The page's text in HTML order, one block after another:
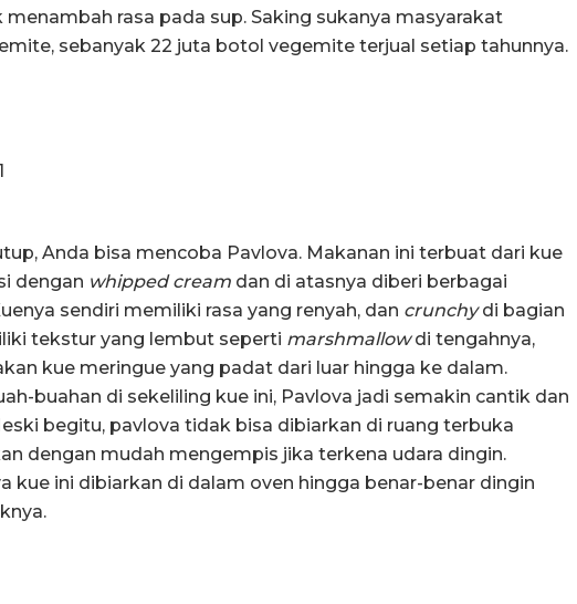
rasa pada sup. Saking sukanya masyarakat
sebanyak 22 juta botol vegemite terjual setiap tahunnya.
Anda bisa mencoba Pavlova. Makanan ini terbuat dari kue
dengan whipped cream dan di atasnya diberi berbagai
sendiri memiliki rasa yang renyah, dan crunchydi bagian
tekstur yang lembut seperti marshmallowdi tengahnya,
kue meringue yang padat dari luar hingga ke dalam.
buahan di sekeliling kue ini, Pavlova jadi semakin cantik dan
begitu, pavlova tidak bisa dibiarkan di ruang terbuka
dengan mudah mengempis jika terkena udara dingin.
kue ini dibiarkan di dalam oven hingga benar-benar dingin